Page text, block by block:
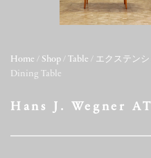
Home / Shop / Table / エクステン
Dining Table
Hans J. Wegner